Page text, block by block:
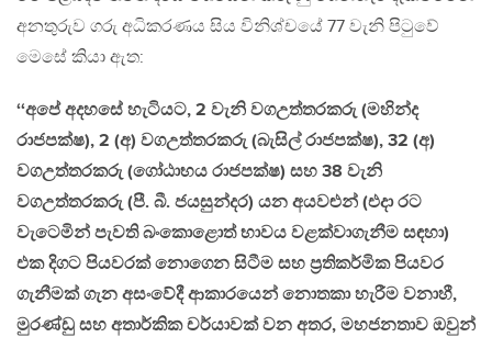
අනතුරුව ගරු අධිකරණය සිය විනිශ්චයේ 77 වැනි පිටුවේ
මෙසේ කියා ඇත:
‘‘අපේ අදහසේ හැටියට, 2 වැනි වගඋත්තරකරු (මහින්ද
රාජපක්ෂ), 2 (අ) වගඋත්තරකරු (බැසිල් රාජපක්ෂ), 32 (අ)
වගඋත්තරකරු (ගෝඨාභය රාජපක්ෂ) සහ 38 වැනි
වගඋත්තරකරු (පී. බී. ජයසුන්දර) යන අයවළුන් (එදා රට
වැටෙමින් පැවති බංකොළොත් භාවය වළක්වාගැනීම සඳහා)
එක දිගට පියවරක් නොගෙන සිටීම සහ ප්‍රතිකර්මික පියවර
ගැනීමක් ගැන අසංවේදී ආකාරයෙන් නොතකා හැරීම වනාහී,
මුරණ්ඩු සහ අතාර්කික චර්යාවක් වන අතර, මහජනතාව ඔවුන්